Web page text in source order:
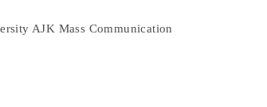
AJK Mass Communication